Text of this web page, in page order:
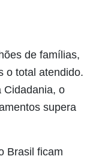
de famílias,
o total atendido.
Cidadania, o
supera
Brasil ficam